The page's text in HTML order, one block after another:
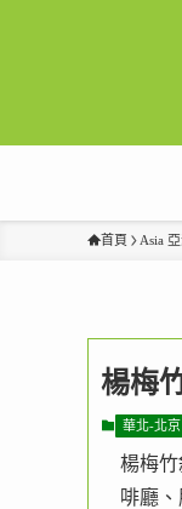
首頁 Asia
楊梅
華北-北京
楊梅
啡廳